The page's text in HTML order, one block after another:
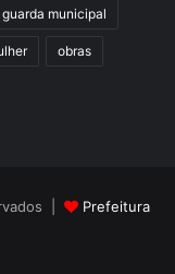
guarda municipal
obras
|
Prefeitura